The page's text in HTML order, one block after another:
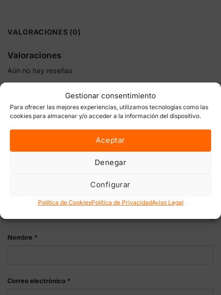
Gestionar consentimiento
Para ofrecer las mejores experiencias, utilizamos tecnologías como las
cookies para almacenar y/o acceder a la información del dispositivo.
Aceptar
Denegar
Configurar
Política de CookiesPolítica de PrivacidadAviso Legal
VALORACIONES (0)
Valoraciones
Aún no hay reseñas
Tu dirección de correo electrónico no será publicada.
campos obligatorios están marcados con*
Tu valoración*
Nombre *
Correo electrónico *